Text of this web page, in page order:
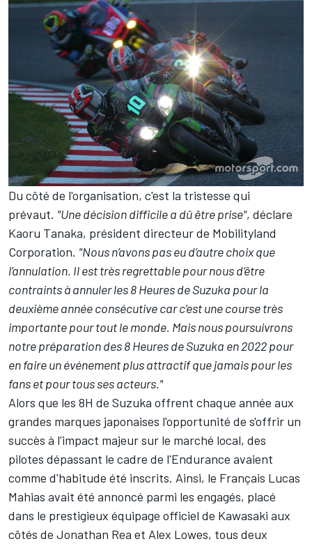
Du côté de l'organisation, c'est la tristesse qui
prévaut. "Une décision difficile a dû être prise", déclare
Kaoru Tanaka, président directeur de Mobilityland
Corporation. "Nous n’avons pas eu d’autre choix que
l’annulation. Il est très regrettable pour nous d’être
contraints à annuler les 8 Heures de Suzuka pour la
deuxième année consécutive car c’est une course très
importante pour tout le monde. Mais nous poursuivrons
notre préparation des 8 Heures de Suzuka en 2022 pour
en faire un événement plus attractif que jamais pour les
fans et pour tous ses acteurs."
Alors que les 8H de Suzuka offrent chaque année aux
grandes marques japonaises l'opportunité de s'offrir un
succès à l'impact majeur sur le marché local, des
pilotes dépassant le cadre de l'Endurance avaient
comme d'habitude été inscrits. Ainsi, le Français Lucas
Mahias avait été annoncé parmi les engagés, placé
dans le prestigieux équipage officiel de Kawasaki aux
côtés de Jonathan Rea et Alex Lowes, tous deux